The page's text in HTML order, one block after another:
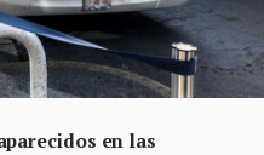
en las